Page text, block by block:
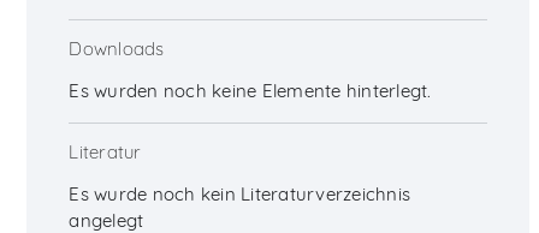
Downloads
Es wurden noch keine Elemente hinterlegt.
Literatur
Es wurde noch kein Literaturverzeichnis
angelegt